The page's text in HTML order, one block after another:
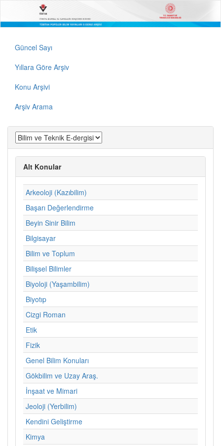
Güncel Sayı
Yıllara Göre Arşiv
Konu Arşivi
Arşiv Arama
Alt Konular
Arkeoloji (Kazıbilim)
Başarı Değerlendirme
Beyin Sinir Bilim
Bilgisayar
Bilim ve Toplum
Bilişsel Bilimler
Biyoloji (Yaşambilim)
Biyotıp
Cizgi Roman
Etik
Fizik
Genel Bilim Konuları
Gökbilim ve Uzay Araş.
İnşaat ve Mimari
Jeoloji (Yerbilim)
Kendini Geliştirme
Kimya